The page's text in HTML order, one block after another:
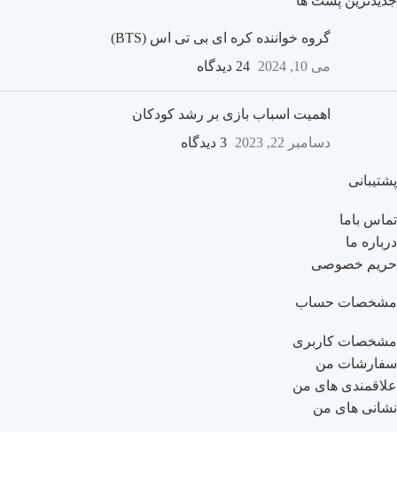
گروه خواننده کره ای بی تی اس (BTS)
می 10, 2024
24 دیدگاه
اهمیت اسباب بازی بر رشد کودکان
دسامبر 22, 2023
3 دیدگاه
پشتیبانی
تماس باما
درباره ما
حریم خصوصی
مشخصات حساب
مشخصات کاربری
سفارشات من
علاقمندی های من
نشانی های من